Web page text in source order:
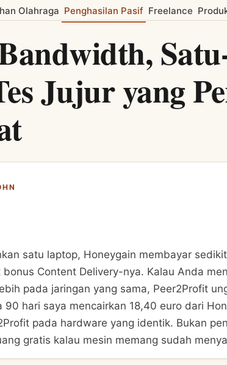
Olahraga Penghasilan Pasif Freelance
Jujur yang
satu laptop, Honeygain membayar
Content Delivery-nya. Kalau Anda
pada jaringan yang sama, Peer2Profit
90 hari saya mencairkan 18,40 euro dari
pada hardware yang identik. Bukan
gratis kalau mesin memang sudah